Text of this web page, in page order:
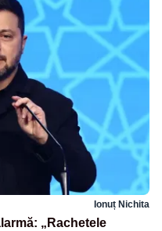
Ionuț Nichita
„Rachetele